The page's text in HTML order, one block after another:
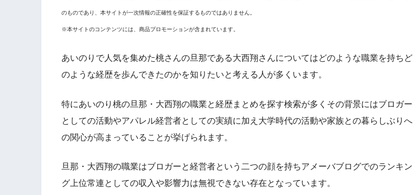
のものであり、本サイトが一次情報の正確性を保証するものではありません。
※本サイトのコンテンツには、商品プロモーションが含まれています。
あいのりで人気を集めた桃さんの旦那である大西翔さんについてはどのような職業を持ちど
のような経歴を歩んできたのかを知りたいと考える人が多くいます。
特にあいのり桃の旦那・大西翔の職業と経歴まとめを探す検索が多くその背景にはブロガー
としての活動やアパレル経営者としての実績に加え大学時代の活動や家族との暮らしぶりへ
の関心が高まっていることが挙げられます。
旦那・大西翔の職業はブロガーと経営者という二つの顔を持ちアメーバブログでのランキン
グ上位常連としての収入や影響力は無視できない存在となっています。